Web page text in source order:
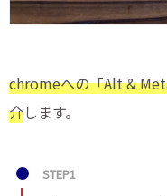
chromeへの「Alt &
介します。
STEP1